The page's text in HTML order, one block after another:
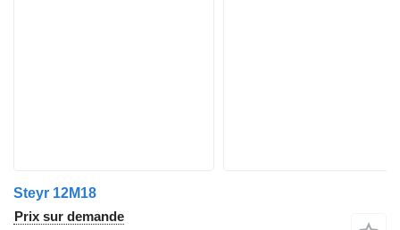
Steyr 12M18
Prix sur demande